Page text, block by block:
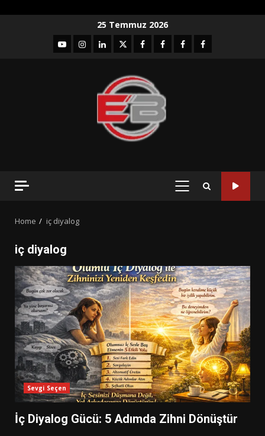
25 Temmuz 2026
YouTubeInstagram
LinkedIntwitterfacebook-Facebook-
Facebook-Facebook-
PRIMARY
Home iç diyalog
iç diyalog
Sevgi Seçen
İç Diyalog Gücü: 5 Adımda Zihni Dönüştür